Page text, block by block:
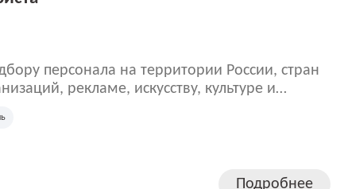
персонала на территории России, стран
рекламе, искусству, культуре и
Подробнее